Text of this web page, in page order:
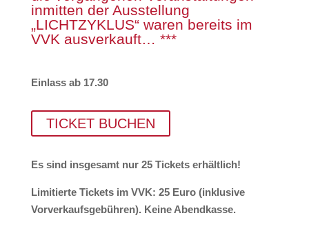
inmitten der Ausstellung
„LICHTZYKLUS“ waren bereits im
VVK ausverkauft… ***
Einlass ab 17.30
TICKET BUCHEN
Es sind insgesamt nur 25 Tickets erhältlich!
Limitierte Tickets im VVK: 25 Euro (inklusive
Vorverkaufsgebühren). Keine Abendkasse.